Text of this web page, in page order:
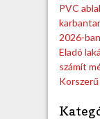
PVC
2026-
Eladó
számít